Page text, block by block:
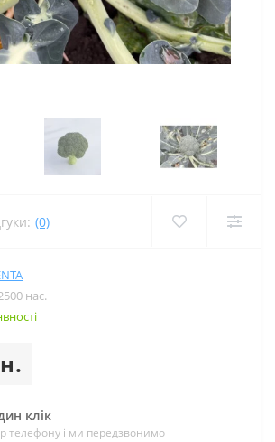
(0)
нас.
клік
телефону і ми передзвонимо